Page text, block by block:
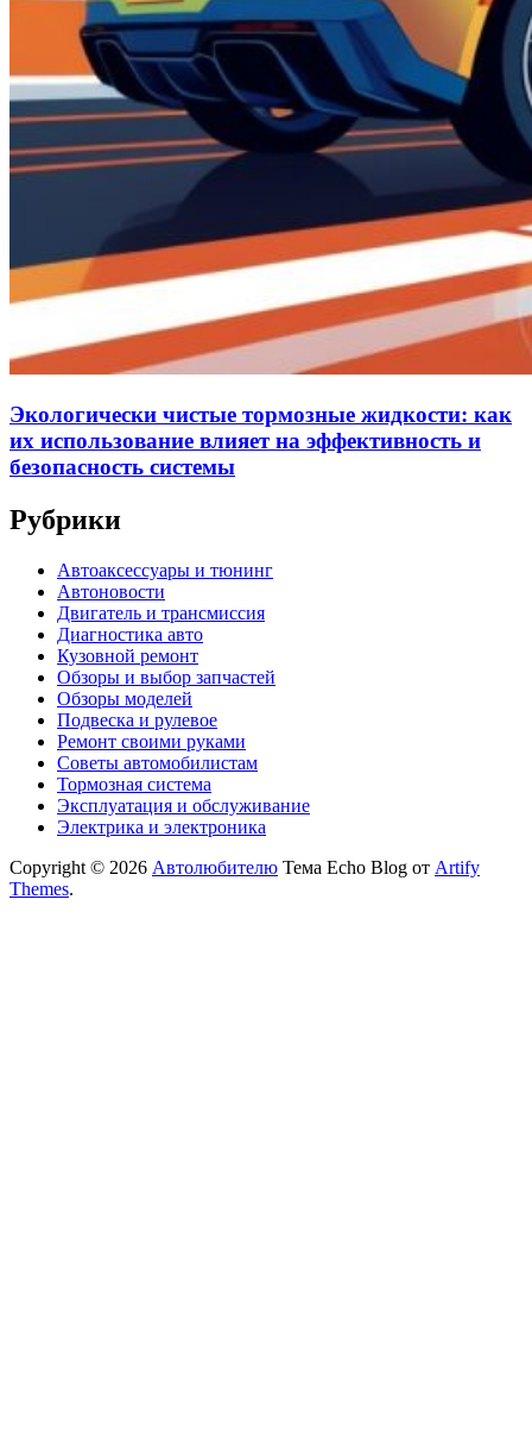
Экологически чистые тормозные жидкости: как
их использование влияет на эффективность и
безопасность системы
Рубрики
Автоаксессуары и тюнинг
Автоновости
Двигатель и трансмиссия
Диагностика авто
Кузовной ремонт
Обзоры и выбор запчастей
Обзоры моделей
Подвеска и рулевое
Ремонт своими руками
Советы автомобилистам
Тормозная система
Эксплуатация и обслуживание
Электрика и электроника
Copyright © 2026 Автолюбителю Тема Echo Blog от Artify
Themes.